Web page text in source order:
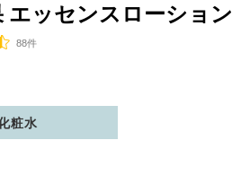
エッセンスローション
88件
粧水